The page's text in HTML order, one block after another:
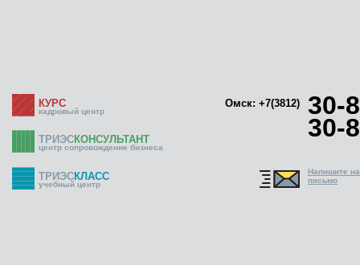
КУРС
кадровый центр
Омск: +7(3812) 30-
30-
ТРИЭСКОНСУЛЬТАНТ
центр сопровождение бизнеса
ТРИЭСКЛАСС
учебный центр
Напишите
письмо